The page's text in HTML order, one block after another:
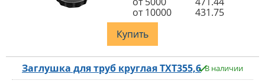
от 10000
431.75
Купить
Заглушка для труб круглая TXT355,6 В наличии